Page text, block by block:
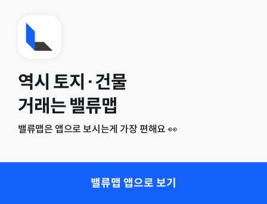
역시 토지·건물
거래는 밸류맵
밸류맵은 앱으로 보시는게 가장 편해요 👀
밸류맵 앱으로 보기